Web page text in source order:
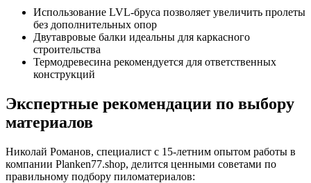
Использование LVL-бруса позволяет увеличить пролеты
без дополнительных опор
Двутавровые балки идеальны для каркасного
строительства
Термодревесина рекомендуется для ответственных
конструкций
Экспертные рекомендации по выбору
материалов
Николай Романов, специалист с 15-летним опытом работы в
компании Planken77.shop, делится ценными советами по
правильному подбору пиломатериалов: